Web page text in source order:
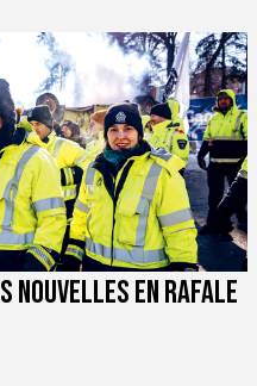
nouvelles en rafale